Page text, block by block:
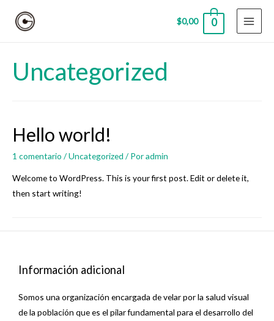
$0,00 0
Uncategorized
Hello world!
1 comentario /Uncategorized / Poradmin
Welcome to WordPress. This is your first post. Edit or delete it,
then start writing!
Información adicional
Somos una organización encargada de velar por la salud visual
de la población que es el pilar fundamental para el desarrollo del